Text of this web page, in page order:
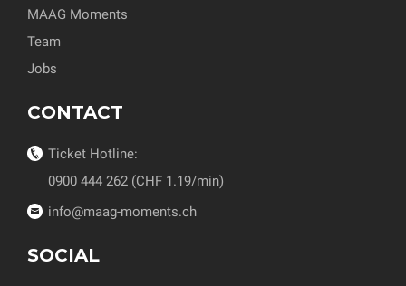
MAAG Moments
Team
Jobs
CONTACT
Ticket Hotline:
0900 444 262 (CHF 1.19/min)
info@maag-moments.ch
SOCIAL